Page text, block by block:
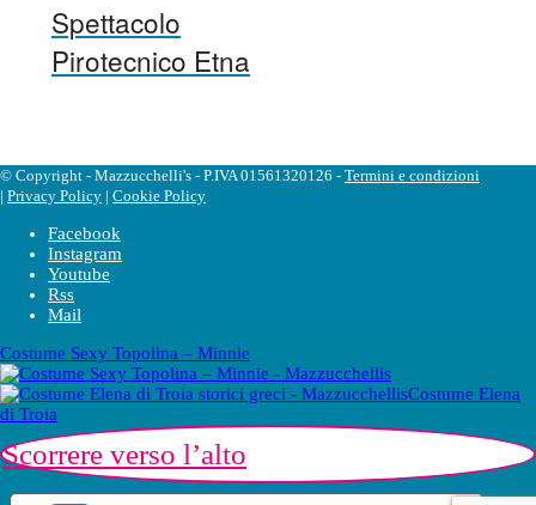
Spettacolo
Pirotecnico Etna
© Copyright - Mazzucchelli's - P.IVA 01561320126 - Termini e condizioni
| Privacy Policy | Cookie Policy
Facebook
Instagram
Youtube
Rss
Mail
Costume Sexy Topolina – Minnie
Costume Elena
di Troia
Scorrere verso l’alto